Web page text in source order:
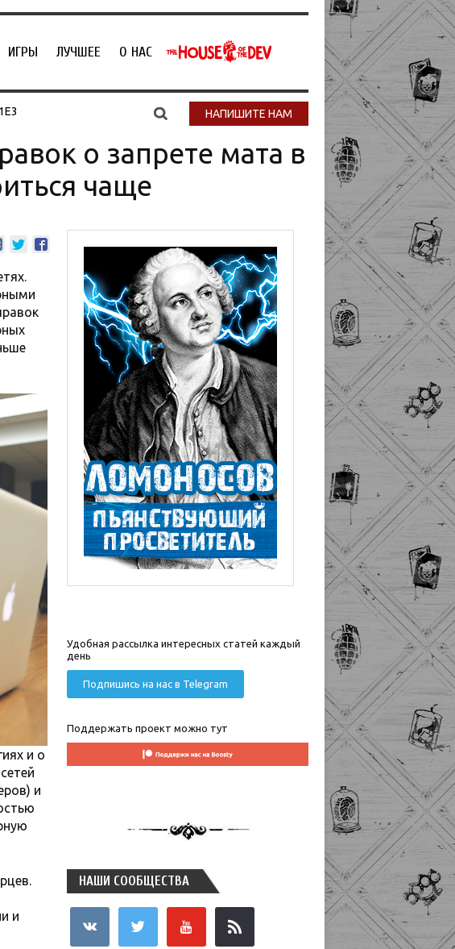
ИГРЫ ЛУЧШЕЕ О НАС
НАПИШИТЕ НАМ
о запрете мата в
чаще
и о
и
и
Удобная рассылка интересных статей каждый
день
Подпишись на нас в Telegram
Поддержать проект можно тут
НАШИ СООБЩЕСТВА